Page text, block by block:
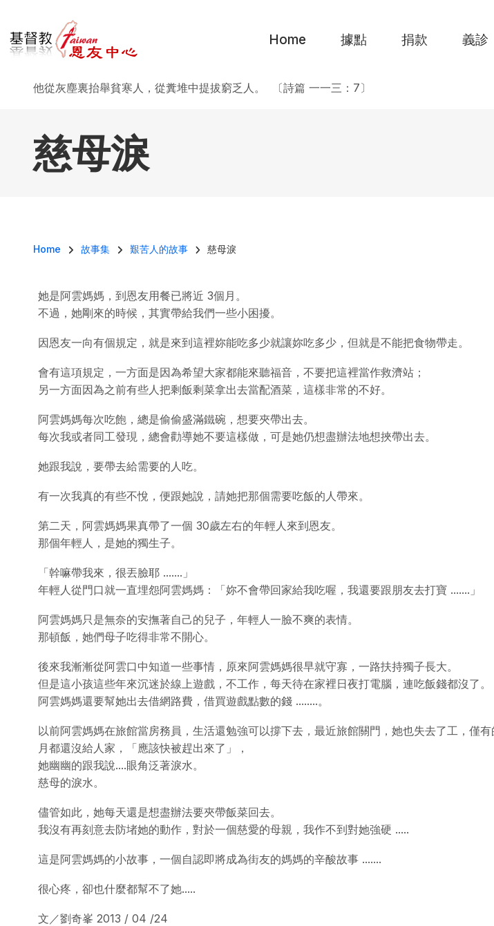
Home 據點 捐款 義診
他從灰塵裏抬舉貧寒人，從糞堆中提拔窮乏人。 〔詩篇 一一三：7〕
慈母淚
導航連結
Home 故事集 艱苦人的故事 慈母淚
她是阿雲媽媽，到恩友用餐已將近 3個月。
不過，她剛來的時候，其實帶給我們一些小困擾。
因恩友一向有個規定，就是來到這裡妳能吃多少就讓妳吃多少，但就是不能把食物帶走。
會有這項規定，一方面是因為希望大家都能來聽福音，不要把這裡當作救濟站；
另一方面因為之前有些人把剩飯剩菜拿出去當配酒菜，這樣非常的不好。
阿雲媽媽每次吃飽，總是偷偷盛滿鐵碗，想要夾帶出去。
每次我或者同工發現，總會勸導她不要這樣做，可是她仍想盡辦法地想挾帶出去。
她跟我說，要帶去給需要的人吃。
有一次我真的有些不悅，便跟她說，請她把那個需要吃飯的人帶來。
第二天，阿雲媽媽果真帶了一個 30歲左右的年輕人來到恩友。
那個年輕人，是她的獨生子。
「幹嘛帶我來，很丟臉耶 .......」
年輕人從門口就一直埋怨阿雲媽媽：「妳不會帶回家給我吃喔，我還要跟朋友去打寶 .......」
阿雲媽媽只是無奈的安撫著自己的兒子，年輕人一臉不爽的表情。
那頓飯，她們母子吃得非常不開心。
後來我漸漸從阿雲口中知道一些事情，原來阿雲媽媽很早就守寡，一路扶持獨子長大。
但是這小孩這些年來沉迷於線上遊戲，不工作，每天待在家裡日夜打電腦，連吃飯錢都沒了。
阿雲媽媽還要幫她出去借網路費，借買遊戲點數的錢 ........。
以前阿雲媽媽在旅館當房務員，生活還勉強可以撐下去，最近旅館關門，她也失去了工，僅
月都還沒給人家，「應該快被趕出來了」，
她幽幽的跟我說....眼角泛著淚水。
慈母的淚水。
儘管如此，她每天還是想盡辦法要夾帶飯菜回去。
我沒有再刻意去防堵她的動作，對於一個慈愛的母親，我作不到對她強硬 .....
這是阿雲媽媽的小故事，一個自認即將成為街友的媽媽的辛酸故事 .......
很心疼，卻也什麼都幫不了她.....
文／劉奇峯 2013 / 04 /24